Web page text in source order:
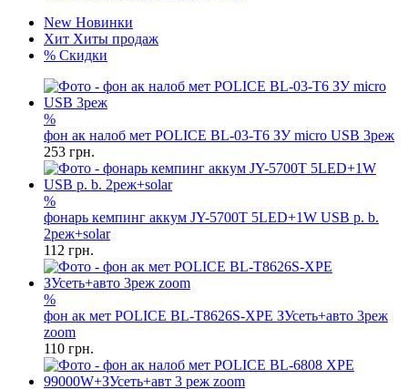
New Новинки
Хит Хиты продаж
% Скидки
%
фон ак налоб мет POLICE BL-03-T6 ЗУ micro USB 3реж
253 грн.
%
фонарь кемпинг аккум JY-5700T 5LED+1W USB p. b.
2реж+solar
112 грн.
%
фон ак мет POLICE BL-T8626S-XPE ЗУсеть+авто 3реж
zoom
110 грн.